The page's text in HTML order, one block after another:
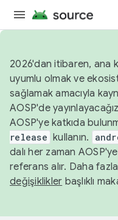
2026'dan itibaren, ana
uyumlu olmak ve
sağlamak amacıyla
AOSP'de
AOSP'ye katkıda
release kullanın.
dalı her zaman
referans alır. Daha
değişiklikler başlıklı